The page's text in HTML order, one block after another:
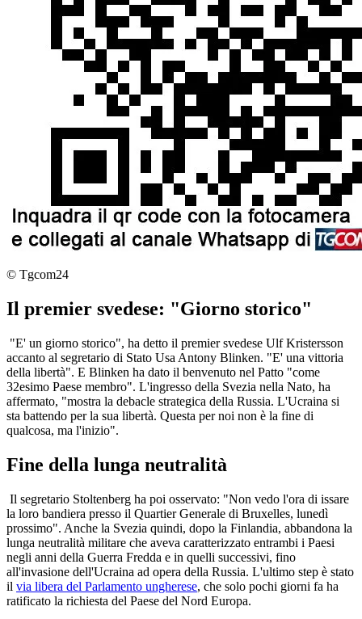
© Tgcom24
Il premier svedese: "Giorno storico"
"E' un giorno storico", ha detto il premier svedese Ulf Kristersson
accanto al segretario di Stato Usa Antony Blinken. "E' una vittoria
della libertà". E Blinken ha dato il benvenuto nel Patto "come
32esimo Paese membro". L'ingresso della Svezia nella Nato, ha
affermato, "mostra la debacle strategica della Russia. L'Ucraina si
sta battendo per la sua libertà. Questa per noi non è la fine di
qualcosa, ma l'inizio".
Fine della lunga neutralità
Il segretario Stoltenberg ha poi osservato: "Non vedo l'ora di issare
la loro bandiera presso il Quartier Generale di Bruxelles, lunedì
prossimo". Anche la Svezia quindi, dopo la Finlandia, abbandona la
lunga neutralità militare che aveva caratterizzato entrambi i Paesi
negli anni della Guerra Fredda e in quelli successivi, fino
all'invasione dell'Ucraina ad opera della Russia. L'ultimo step è stato
il via libera del Parlamento ungherese, che solo pochi giorni fa ha
ratificato la richiesta del Paese del Nord Europa.